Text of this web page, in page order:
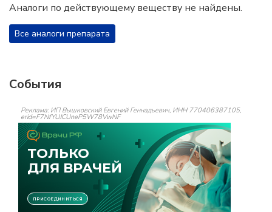
Аналоги по действующему веществу не найдены.
Все аналоги препарата
События
Реклама: ИП Вышковский Евгений Геннадьевич, ИНН 770406387105,
erid=F7NfYUJCUneP5W78VwNF